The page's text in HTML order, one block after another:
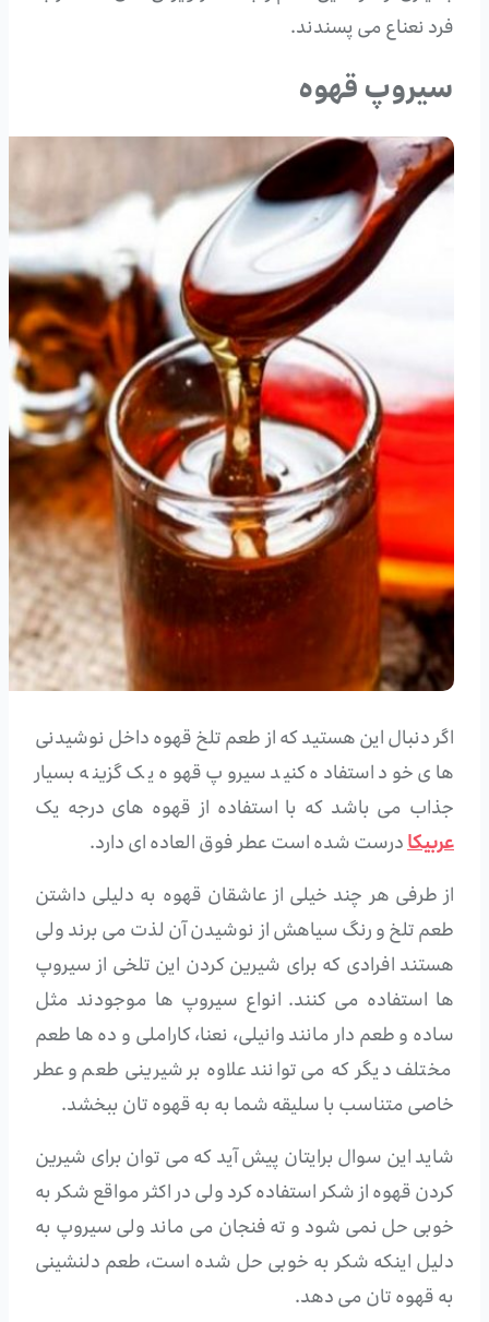
فرد نعناع می‌ پسندند.
سیروپ قهوه
اگر دنبال این هستید که از طعم تلخ قهوه داخل نوشیدنی
های خود استفاده کنید سیروپ قهوه یک گزینه بسیار
جذاب می باشد که با استفاده از قهوه های درجه یک
عربیکادرست شده است عطر فوق العاده ای دارد.
از طرفی هر چند خیلی از عاشقان قهوه به دلیلی داشتن
طعم تلخ و رنگ سیاهش از نوشیدن آن لذت می برند ولی
هستند افرادی که برای شیرین کردن این تلخی از سیروپ
ها استفاده می کنند. انواع سیروپ ها موجودند مثل
ساده و طعم دار مانند وانیلی، نعنا، کاراملی و ده ها طعم
مختلف دیگر که می توانند علاوه بر شیرینی طعم و عطر
خاصی متناسب با سلیقه شما به به قهوه تان ببخشد.
شاید این سوال برایتان پیش آید که می توان برای شیرین
کردن قهوه از شکر استفاده کرد ولی در اکثر مواقع شکر به
خوبی حل نمی شود و ته فنجان می ماند ولی سیروپ به
دلیل اینکه شکر به خوبی حل شده است، طعم دلنشینی
به قهوه تان می دهد.